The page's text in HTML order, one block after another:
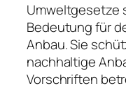
Umweltgesetze
Bedeutung für
Anbau. Sie
nachhaltige
Vorschriften